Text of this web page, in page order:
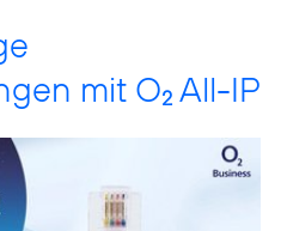
mit O2 All-IP